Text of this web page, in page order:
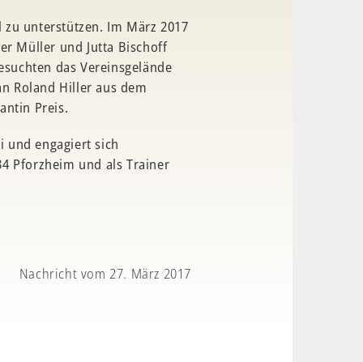
unterstützen. Im März 2017
Müller und Jutta Bischoff
das Vereinsgelände
Roland Hiller aus dem
Preis.
und engagiert sich
Pforzheim und als Trainer
Nachricht vom 27. März 2017